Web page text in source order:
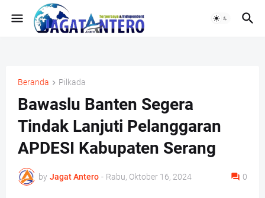
Beranda Pilkada
Bawaslu Banten Segera
Tindak Lanjuti Pelanggaran
APDESI Kabupaten Serang
by Jagat Antero - Rabu, Oktober 16, 2024 0